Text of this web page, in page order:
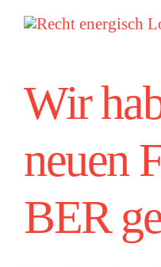
Zum
Inhalt
Wir
neuen
BER